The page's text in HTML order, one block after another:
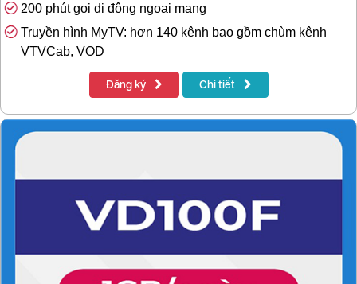
200 phút gọi di động ngoại mạng
Truyền hình MyTV: hơn 140 kênh bao gồm chùm kênh
VTVCab, VOD
Đăng ký Chi tiết